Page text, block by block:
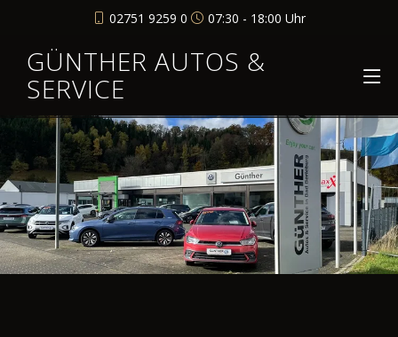
02751 9259 0 07:30 - 18:00 Uhr
GÜNTHER AUTOS &
SERVICE